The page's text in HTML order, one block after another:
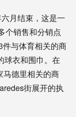
月结束，这是一
个销售和分销点
与体育相关的商
球衣和围巾。在
马德里相关的商
街展开的执